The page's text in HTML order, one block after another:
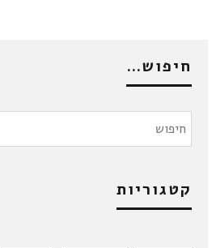
חיפוש…
קטגוריות